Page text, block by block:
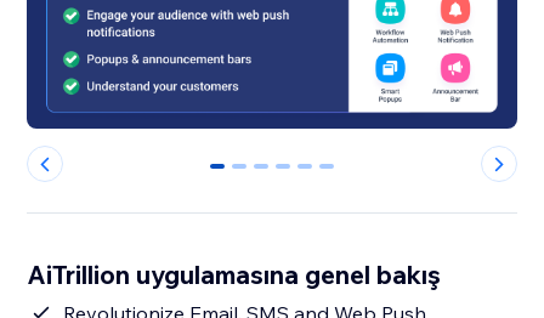
0 1 2 3 4 5
AiTrillion uygulamasına genel bakış